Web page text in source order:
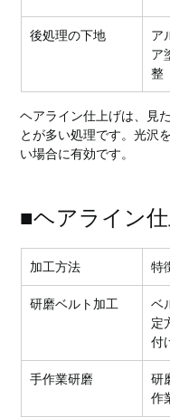
後処理の下地
ア
ア
整
ヘアライン仕上げは、見
とが多い処理です。光沢
い場合に有効です。
■ヘアライン
加工方法 特
研磨ベルト加工
ベ
定
付
手作業研磨
研
作